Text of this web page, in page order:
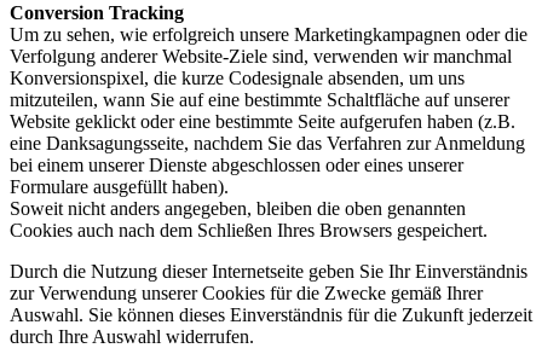
Conversion Tracking
Um zu sehen, wie erfolgreich unsere Marketingkampagnen oder die
Verfolgung anderer Website-Ziele sind, verwenden wir manchmal
Konversionspixel, die kurze Codesignale absenden, um uns
mitzuteilen, wann Sie auf eine bestimmte Schaltfläche auf unserer
Website geklickt oder eine bestimmte Seite aufgerufen haben (z.B.
eine Danksagungsseite, nachdem Sie das Verfahren zur Anmeldung
bei einem unserer Dienste abgeschlossen oder eines unserer
Formulare ausgefüllt haben).
Soweit nicht anders angegeben, bleiben die oben genannten
Cookies auch nach dem Schließen Ihres Browsers gespeichert.
Durch die Nutzung dieser Internetseite geben Sie Ihr Einverständnis
zur Verwendung unserer Cookies für die Zwecke gemäß Ihrer
Auswahl. Sie können dieses Einverständnis für die Zukunft jederzeit
durch Ihre Auswahl widerrufen.